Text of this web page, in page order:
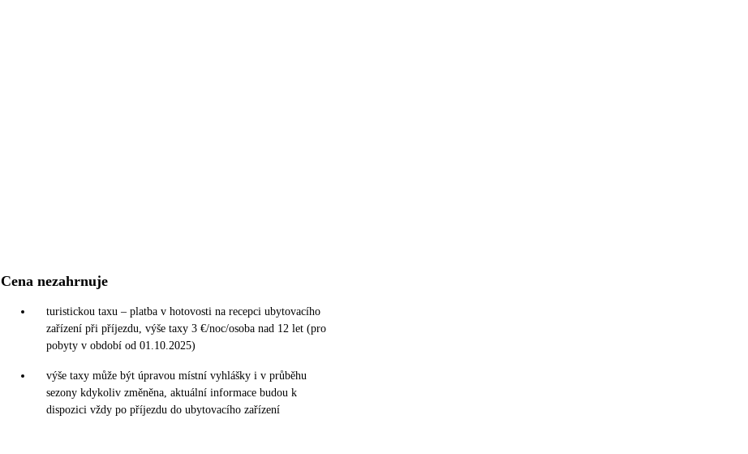
Cena nezahrnuje
turistickou taxu – platba v hotovosti na recepci ubytovacího
zařízení při příjezdu, výše taxy 3 €/noc/osoba nad 12 let (pro
pobyty v období od 01.10.2025)
výše taxy může být úpravou místní vyhlášky i v průběhu
sezony kdykoliv změněna, aktuální informace budou k
dispozici vždy po příjezdu do ubytovacího zařízení